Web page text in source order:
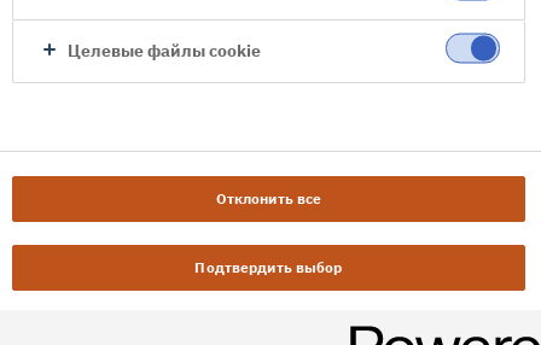
Целевые файлы cookie
Отклонить все
Подтвердить выбор